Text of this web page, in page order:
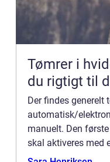
Tømrer i hvidovre
du rigtigt til
Der findes generelt
automatisk/
manuelt. Den
skal aktiveres med
ved at indtaste en